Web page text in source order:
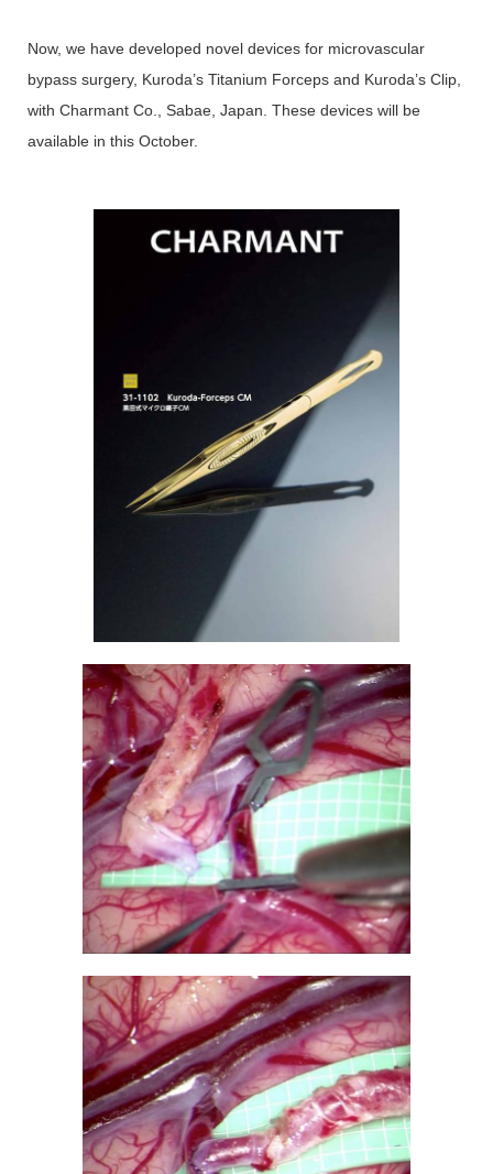
Now, we have developed novel devices for microvascular
bypass surgery, Kuroda’s Titanium Forceps and Kuroda’s Clip,
with Charmant Co., Sabae, Japan. These devices will be
available in this October.